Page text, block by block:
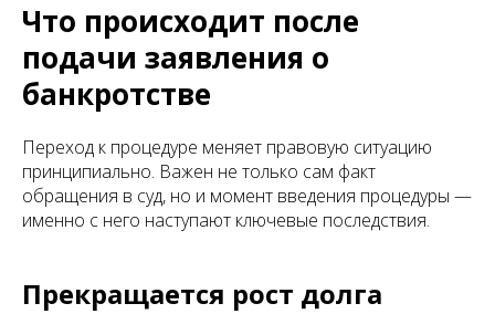
Что происходит после
подачи заявления о
банкротстве
Переход к процедуре меняет правовую ситуацию
принципиально. Важен не только сам факт
обращения в суд, но и момент введения процедуры —
именно с него наступают ключевые последствия.
Прекращается рост долга